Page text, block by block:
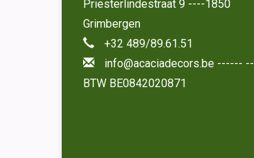
Priesterlindestraat 9 ----1850
Grimbergen
+32 489/89.61.51
info@acaciadecors.be ------ --
BTW BE0842020871